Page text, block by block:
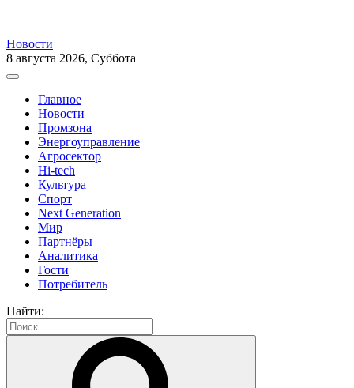
Новости
8 августа 2026, Суббота
Главное
Новости
Промзона
Энергоуправление
Агросектор
Hi-tech
Культура
Спорт
Next Generation
Мир
Партнёры
Аналитика
Гости
Потребитель
Найти: